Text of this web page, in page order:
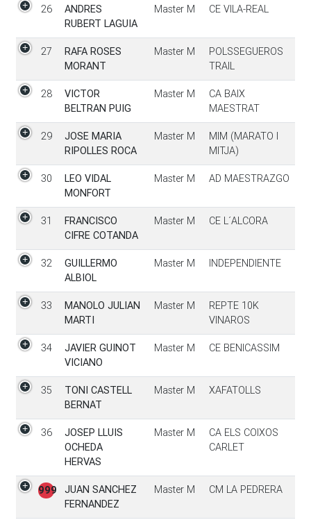
26
ANDRES
RUBERT LAGUIA
Master M CE VILA-REAL
27
RAFA ROSES
MORANT
Master M
POLSSEGUEROS
TRAIL
28
VICTOR
BELTRAN PUIG
Master M
CA BAIX
MAESTRAT
29
JOSE MARIA
RIPOLLES ROCA
Master M
MIM (MARATO I
MITJA)
30
LEO VIDAL
MONFORT
Master M AD MAESTRAZGO
31
FRANCISCO
CIFRE COTANDA
Master M CE L´ALCORA
32
GUILLERMO
ALBIOL
Master M INDEPENDIENTE
33
MANOLO JULIAN
MARTI
Master M
REPTE 10K
VINAROS
34
JAVIER GUINOT
VICIANO
Master M CE BENICASSIM
35
TONI CASTELL
BERNAT
Master M XAFATOLLS
36
JOSEP LLUIS
OCHEDA
HERVAS
Master M
CA ELS COIXOS
CARLET
999
JUAN SANCHEZ
FERNANDEZ
Master M CM LA PEDRERA